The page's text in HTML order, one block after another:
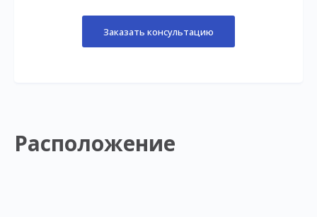
Заказать консультацию
Расположение